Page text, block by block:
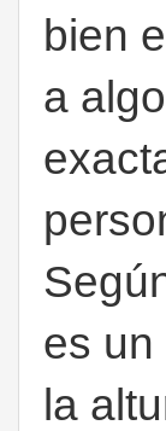
bien
a
es
la